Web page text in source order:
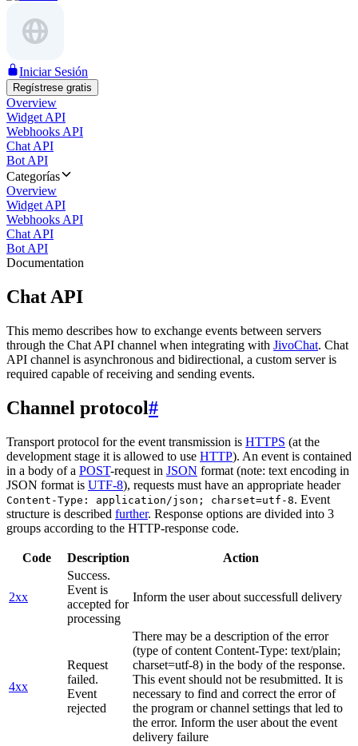
Iniciar Sesión
Regístrese gratis
Overview
Widget API
Webhooks API
Chat API
Bot API
Categorías
Overview
Widget API
Webhooks API
Chat API
Bot API
Documentation
Chat API
This memo describes how to exchange events between servers
through the Chat API channel when integrating with JivoChat. Chat
API channel is asynchronous and bidirectional, a custom server is
required capable of receiving and sending events.
Channel protocol#
Transport protocol for the event transmission is HTTPS (at the
development stage it is allowed to use HTTP). An event is contained
in a body of a POST-request in JSON format (note: text encoding in
JSON format is UTF-8), requests must have an appropriate header
Content-Type: application/json; charset=utf-8. Event
structure is described further. Response options are divided into 3
groups according to the HTTP-response code.
Code Description Action
2xx
Success.
Event is
accepted for
processing
Inform the user about successfull delivery
4xx
Request
failed.
Event
rejected
There may be a description of the error
(type of content Content-Type: text/plain;
charset=utf-8) in the body of the response.
This event should not be resubmitted. It is
necessary to find and correct the error of
the program or channel settings that led to
the error. Inform the user about the event
delivery failure